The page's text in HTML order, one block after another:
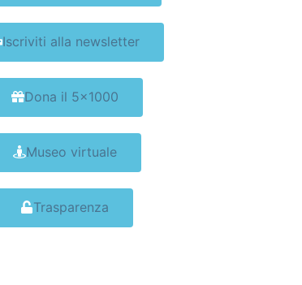
Iscriviti alla newsletter
Dona il 5x1000
Museo virtuale
Trasparenza